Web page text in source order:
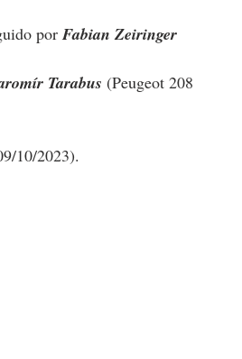
por Fabian Zeiringer
Tarabus (Peugeot 208
10/2023).